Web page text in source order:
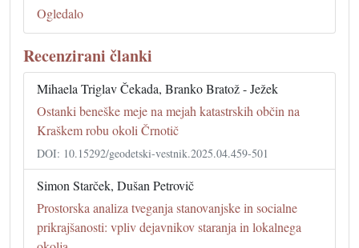
Ogledalo
Recenzirani članki
Mihaela Triglav Čekada, Branko Bratož - Ježek
Ostanki beneške meje na mejah katastrskih občin na
Kraškem robu okoli Črnotič
DOI: 10.15292/geodetski-vestnik.2025.04.459-501
Simon Starček, Dušan Petrovič
Prostorska analiza tveganja stanovanjske in socialne
prikrajšanosti: vpliv dejavnikov staranja in lokalnega